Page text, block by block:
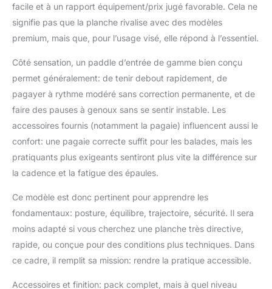
facile et à un rapport équipement/prix jugé favorable. Cela ne
signifie pas que la planche rivalise avec des modèles
premium, mais que, pour l’usage visé, elle répond à l’essentiel.
Côté sensation, un paddle d’entrée de gamme bien conçu
permet généralement: de tenir debout rapidement, de
pagayer à rythme modéré sans correction permanente, et de
faire des pauses à genoux sans se sentir instable. Les
accessoires fournis (notamment la pagaie) influencent aussi le
confort: une pagaie correcte suffit pour les balades, mais les
pratiquants plus exigeants sentiront plus vite la différence sur
la cadence et la fatigue des épaules.
Ce modèle est donc pertinent pour apprendre les
fondamentaux: posture, équilibre, trajectoire, sécurité. Il sera
moins adapté si vous cherchez une planche très directive,
rapide, ou conçue pour des conditions plus techniques. Dans
ce cadre, il remplit sa mission: rendre la pratique accessible.
Accessoires et finition: pack complet, mais à quel niveau